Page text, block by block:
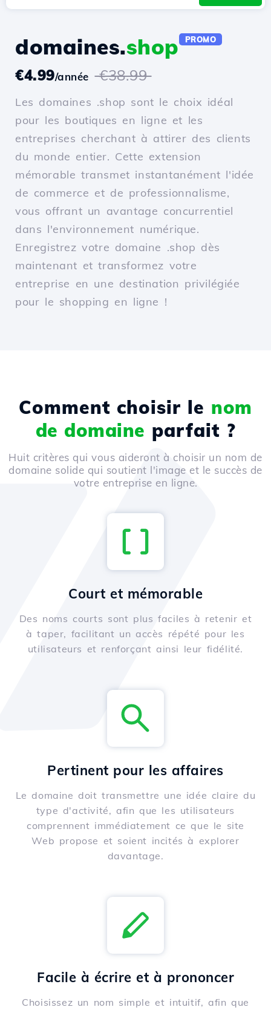
domaines.shop PROMO
€4.99/année €38.99
Les domaines .shop sont le choix idéal
pour les boutiques en ligne et les
entreprises cherchant à attirer des clients
du monde entier. Cette extension
mémorable transmet instantanément l'idée
de commerce et de professionnalisme,
vous offrant un avantage concurrentiel
dans l'environnement numérique.
Enregistrez votre domaine .shop dès
maintenant et transformez votre
entreprise en une destination privilégiée
pour le shopping en ligne !
Comment choisir le nom
de domaine parfait ?
Huit critères qui vous aideront à choisir un nom de
domaine solide qui soutient l'image et le succès de
votre entreprise en ligne.
Court et mémorable
Des noms courts sont plus faciles à retenir et
à taper, facilitant un accès répété pour les
utilisateurs et renforçant ainsi leur fidélité.
Pertinent pour les affaires
Le domaine doit transmettre une idée claire du
type d'activité, afin que les utilisateurs
comprennent immédiatement ce que le site
Web propose et soient incités à explorer
davantage.
Facile à écrire et à prononcer
Choisissez un nom simple et intuitif, afin que